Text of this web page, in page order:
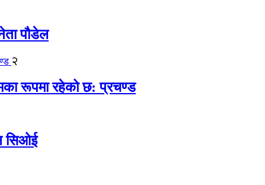
पौडेल
२
रूपमा रहेको छ: प्रचण्ड
सिओई